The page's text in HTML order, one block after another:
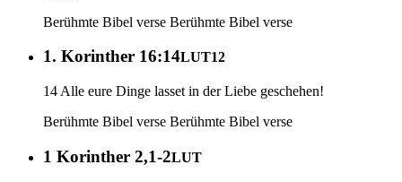
Berühmte Bibel verse Berühmte Bibel verse
1. Korinther 16:14LUT12
14 Alle eure Dinge lasset in der Liebe geschehen!
Berühmte Bibel verse Berühmte Bibel verse
1 Korinther 2,1-2LUT